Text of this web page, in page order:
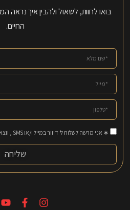
בואו לחוות, לשאול ולהבין איך
החיים.
∗ אני מרשה לשלוח לי דיוור במייל ו/או SMS , ווצאפ.
שליחה